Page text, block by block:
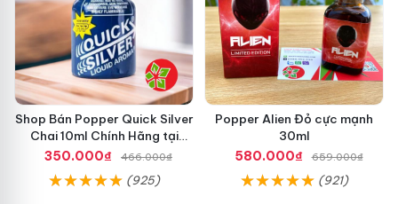
Shop Bán Popper Quick Silver
Chai 10ml Chính Hãng tại
Quận 1 - Kích thích tăng ham
350.000₫ 466.000₫
(925)
Popper Alien Đỏ cực mạnh
30ml
580.000₫
659.000₫
(921)